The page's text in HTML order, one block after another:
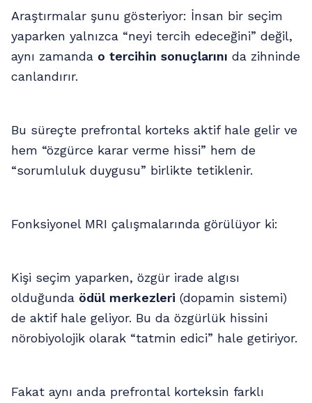
Araştırmalar şunu gösteriyor: İnsan bir seçim
yaparken yalnızca “neyi tercih edeceğini” değil,
aynı zamanda o tercihin sonuçlarını da zihninde
canlandırır.
Bu süreçte prefrontal korteks aktif hale gelir ve
hem “özgürce karar verme hissi” hem de
“sorumluluk duygusu” birlikte tetiklenir.
Fonksiyonel MRI çalışmalarında görülüyor ki:
Kişi seçim yaparken, özgür irade algısı
olduğunda ödül merkezleri (dopamin sistemi)
de aktif hale geliyor. Bu da özgürlük hissini
nörobiyolojik olarak “tatmin edici” hale getiriyor.
Fakat aynı anda prefrontal korteksin farklı